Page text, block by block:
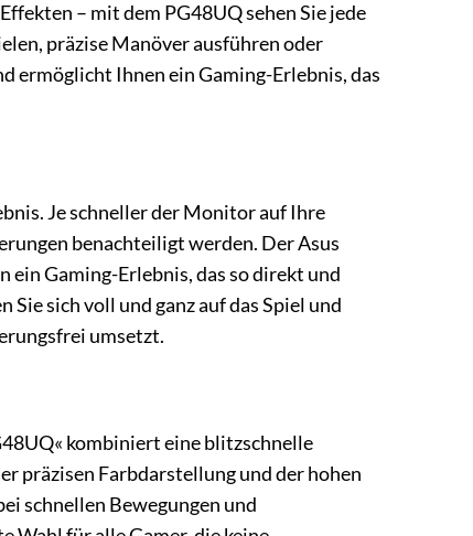
– mit dem PG48UQ sehen Sie jede
präzise Manöver ausführen oder
ermöglicht Ihnen ein Gaming-Erlebnis, das
Je schneller der Monitor auf Ihre
benachteiligt werden. Der Asus
ein Gaming-Erlebnis, das so direkt und
sich voll und ganz auf das Spiel und
umsetzt.
kombiniert eine blitzschnelle
präzisen Farbdarstellung und der hohen
schnellen Bewegungen und